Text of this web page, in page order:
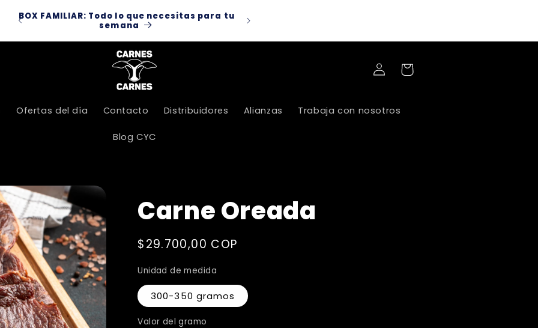
BOX FAMILIAR: Todo lo que necesitas para tu
semana
Por compras superiores a 60 mil, lleva tu
Ofertas del día Contacto Distribuidores Alianzas Trabaja con nosotros
Blog CYC
Iniciar
sesión
Carrito
Carne Oreada
Precio
$29.700,00 COP
Unidad de medida
300-350 gramos
Valor del gramo